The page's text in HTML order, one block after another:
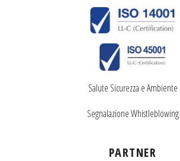
Salute Sicurezza e Ambiente
Segnalazione Whistleblowing
PARTNER